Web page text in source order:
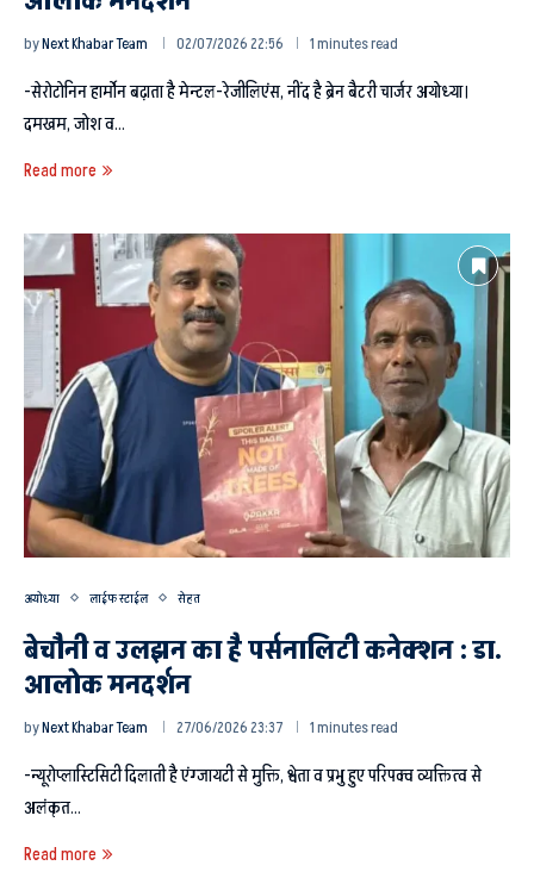
byNext Khabar Team 02/07/2026 22:56 1 minutes read
-सेरोटोनिन हार्मोन बढ़ाता है मेन्टल-रेजीलिएंस, नींद है ब्रेन बैटरी चार्जर अयोध्या।
दमखम, जोश व…
Read more
अयोध्या लाईफ स्टाईल सेहत
बेचौनी व उलझन का है पर्सनालिटी कनेक्शन : डा.
आलोक मनदर्शन
byNext Khabar Team 27/06/2026 23:37 1 minutes read
-न्यूरोप्लास्टिसिटी दिलाती है एंग्जायटी से मुक्ति, श्वेता व प्रभु हुए परिपक्व व्यक्तित्व से
अलंकृत…
Read more